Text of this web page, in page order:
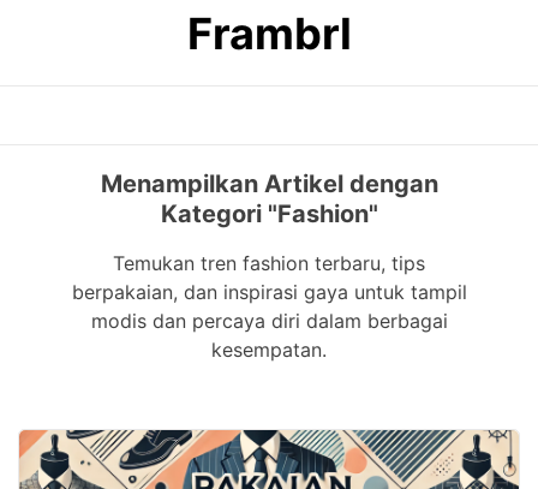
Frambrl
Menampilkan Artikel dengan
Kategori "Fashion"
Temukan tren fashion terbaru, tips
berpakaian, dan inspirasi gaya untuk tampil
modis dan percaya diri dalam berbagai
kesempatan.